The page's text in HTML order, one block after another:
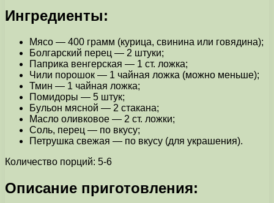
Ингредиенты:
Мясо — 400 грамм (курица, свинина или говядина);
Болгарский перец — 2 штуки;
Паприка венгерская — 1 ст. ложка;
Чили порошок — 1 чайная ложка (можно меньше);
Тмин — 1 чайная ложка;
Помидоры — 5 штук;
Бульон мясной — 2 стакана;
Масло оливковое — 2 ст. ложки;
Соль, перец — по вкусу;
Петрушка свежая — по вкусу (для украшения).
Количество порций: 5-6
Описание приготовления: